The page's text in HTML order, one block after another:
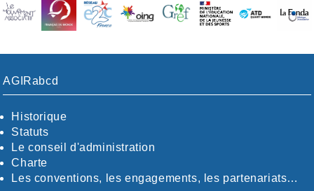
AGIRabcd
Historique
Statuts
Le conseil d'administration
Charte
Les conventions, les engagements, les partenariats…